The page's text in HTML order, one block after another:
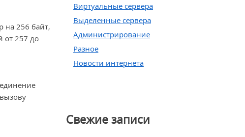
Виртуальные сервера
Выделенные сервера
Администрирование
Разное
Новости интернета
Свежие записи
на 256 байт,
от 257 до